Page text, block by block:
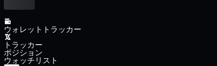
ウォレットトラッカー
トラッカー
ポジション
ウォッチリスト